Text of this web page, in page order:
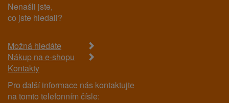
Nenašli jste,
co jste hledali?
Možná hledáte
Nákup na e-shopu
Kontakty
Pro další informace nás kontaktujte
na tomto telefonním čísle: